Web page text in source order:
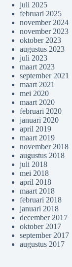
juli 2025
februari 2025
november 2024
november 2023
oktober 2023
augustus 2023
juli 2023
maart 2023
september 2021
maart 2021
mei 2020
maart 2020
februari 2020
januari 2020
april 2019
maart 2019
november 2018
augustus 2018
juli 2018
mei 2018
april 2018
maart 2018
februari 2018
januari 2018
december 2017
oktober 2017
september 2017
augustus 2017